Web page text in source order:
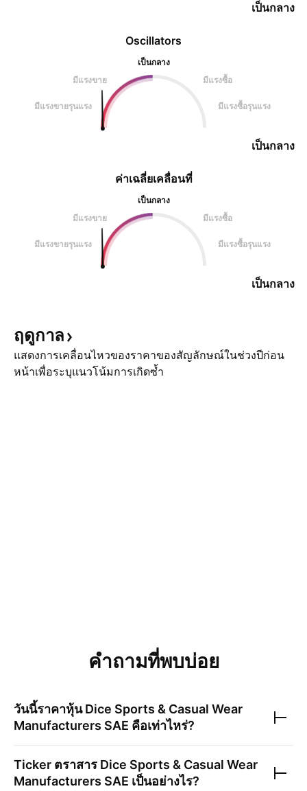
Oscillators
เป็นกลาง
มีแรงขาย
มีแรงซื้อ
มีแรงขายรุนแรง มีแรงซื้อรุนแรง
เป็นกลาง
เป็นกลาง
ค่าเฉลี่ยเคลื่อนที่
เป็นกลาง
มีแรงขาย
มีแรงซื้อ
มีแรงขายรุนแรง มีแรงซื้อรุนแรง
เป็นกลาง
ฤดูกาล
แสดงการเคลื่อนไหวของราคาของสัญลักษณ์ในช่วงปีก่อน
หน้าเพื่อระบุแนวโน้มการเกิดซ้ำ
คำถามที่พบบ่อย
วันนี้ราคาหุ้นDice Sports & Casual Wear
Manufacturers SAE คือเท่าไหร่?
Ticker ตราสาร Dice Sports & Casual Wear
Manufacturers SAE เป็นอย่างไร?